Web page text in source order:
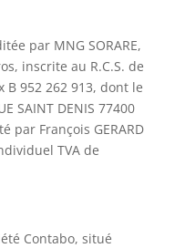
par MNG SORARE,
inscrite au R.C.S. de
B 952 262 913, dont le
SAINT DENIS 77400
par François GERARD
TVA de
Contabo, situé